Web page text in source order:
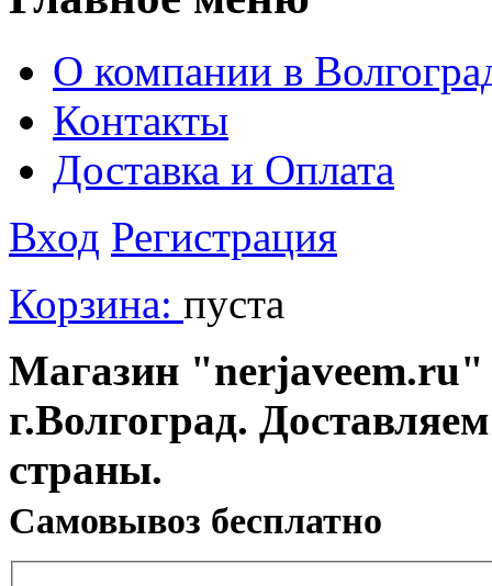
О компании в
Контакты
Доставка и Оплата
Вход Регистрация
Корзина: пуста
Магазин "nerjaveem.ru"
г.Волгоград.
страны.
Cамовывоз бесплатно